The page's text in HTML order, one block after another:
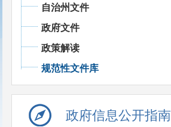
自治州文件
政府文件
政策解读
规范性文件库
政府信息公开指南